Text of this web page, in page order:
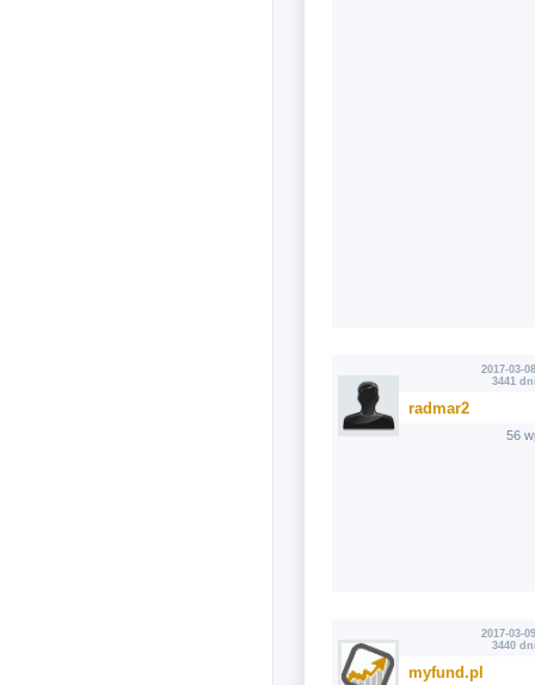
2017-03-
3441
radmar2
56
2017-03-
3440
myfund.pl